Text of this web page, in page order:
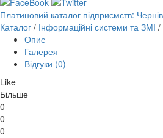
Платиновий каталог підприємств:
Каталог / Інформаційні системи та ЗМІ /
Опис
Галерея
Відгуки (0)
Like
Більше
0
0
0